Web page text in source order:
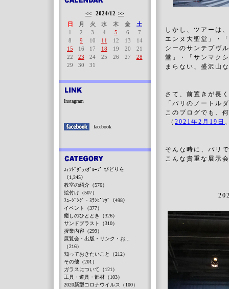
しかし、ツアーは
エンヌ大聖堂」・
シーのサンテプヴ
堂」・「サンマク
まらない、盛沢山
さて、前置きが長
「パリのノートル
このブログでも、
（ 2021年2月19日
そんな時に、パリ
こんな貴重な展示
<< 2024/12 >>
日
月 火 水 木 金
土
1
2 3 4 5 6
7
8
9 10 11 12 13
14
15
16 17 18 19 20
21
22
23 24 25 26 27
28
29
30 31
Instagram
facebook
ｽﾃﾝﾄﾞｸﾞﾗｽｸﾞﾙｰﾌﾟ びどりを
（1,245）
教室の紹介（576）
絵付け（507）
ﾌｭｰｼﾞﾝｸﾞ・ｽﾗﾝﾋﾟﾝｸﾞ（498）
イベント（377）
癒しのひととき（326）
サンドブラスト（310）
授業内容（299）
展覧会・出版・リンク・お...
（216）
知っておきたいこと（212）
その他（201）
ガラスについて（121）
工具・道具・部材（103）
2020新型コロナウイルス（100）